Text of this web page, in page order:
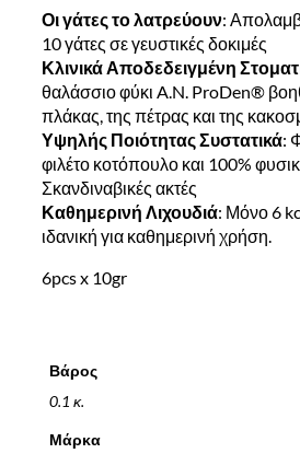
Οι γάτες το λατρεύουν:
10 γάτες σε γευστικές δοκιμές
Κλινικά Αποδεδειγμένη
θαλάσσιο φύκι A.N. ProDen®
πλάκας, της πέτρας και της
Υψηλής Ποιότητας Συστατικά:
φιλέτο κοτόπουλο και 100%
Σκανδιναβικές ακτές
Καθημερινή Λιχουδιά: Μόνο 6
ιδανική για καθημερινή χρήση.
6pcs x 10gr
Βάρος
0.1 κ.
Μάρκα